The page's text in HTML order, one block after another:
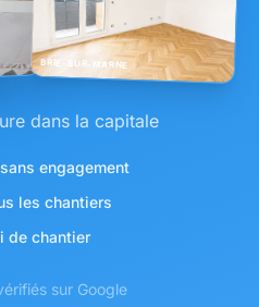
BRIE-SUR-MARNE
dans la capitale
engagement
les chantiers
de chantier
sur Google